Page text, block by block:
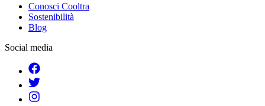
Conosci Cooltra
Sostenibilità
Blog
Social media